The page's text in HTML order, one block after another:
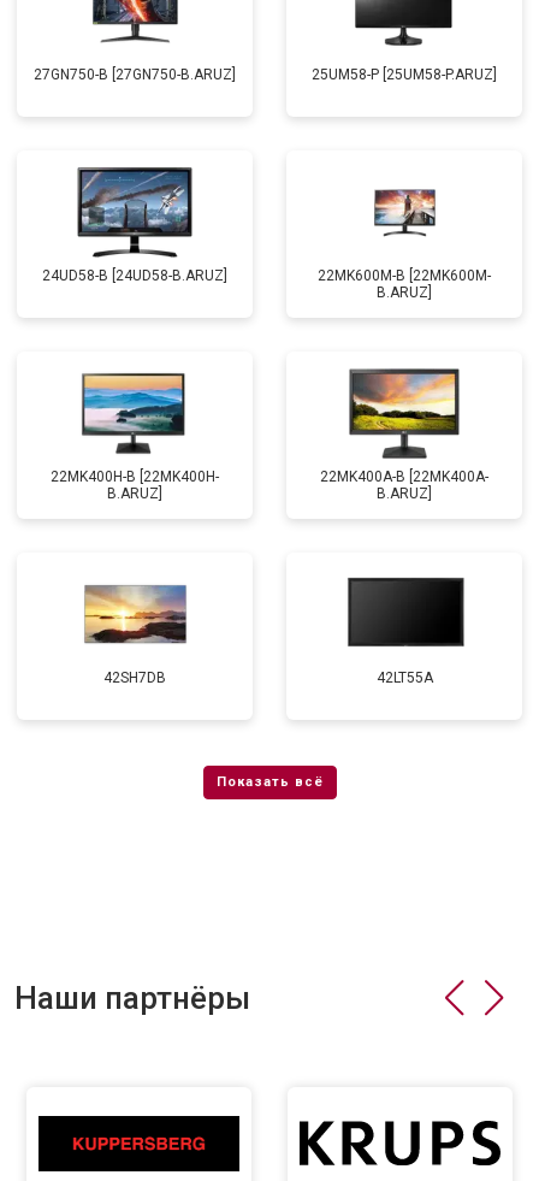
27GN750-B [27GN750-B.ARUZ] 25UM58-P [25UM58-P.ARUZ]
24UD58-B [24UD58-B.ARUZ]
22MK600M-B [22MK600M-
B.ARUZ]
22MK400H-B [22MK400H-
B.ARUZ]
22MK400A-B [22MK400A-
B.ARUZ]
42SH7DB 42LT55A
Наши партнёры